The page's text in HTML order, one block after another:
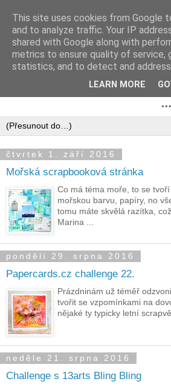
čtvrtek 1. září 2016
Mořská scrapbooková stránka
Co má téma moře, to se
mořskou barvu, papíry, no
tomu máte skvělá razítka,
Marina ...
pondělí 29. srpna 2016
Papercards.cz challenge 22.
Prázdninám už téměř
tvořit se vzpomínkami na
nějaké ty typicky letní
neděle 21. srpna 2016
Challenge s 13arts Bling Bling
This site uses cookies from Google
and to analyze traffic. Your IP
shared with Google along with
metrics to ensure quality of service,
statistics, and to detect and address
LEARN MORE